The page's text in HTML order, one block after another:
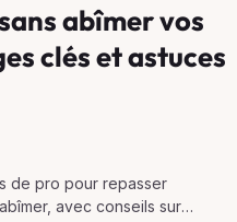
abîmer vos
clés et astuces
de pro pour repasser
avec conseils sur